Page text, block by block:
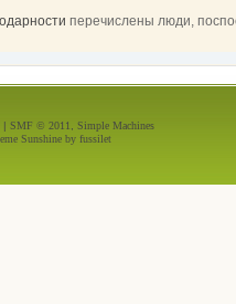
перечислены люди,
| SMF © 2011
Simple Machines
Sunshine by fussilet